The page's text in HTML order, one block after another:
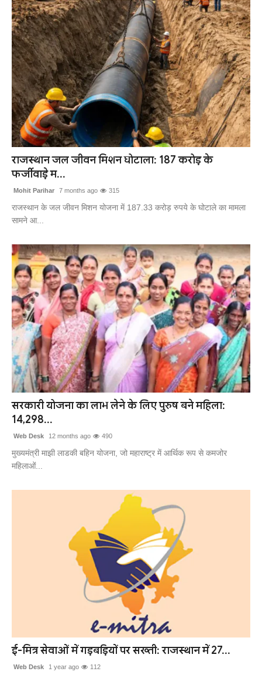
राजस्थान जल जीवन मिशन घोटाला: 187 करोड़ के
फर्जीवाड़े म...
Mohit Parihar 7 months ago 315
राजस्थान के जल जीवन मिशन योजना में 187.33 करोड़ रुपये के घोटाले का मामला
सामने आ...
सरकारी योजना का लाभ लेने के लिए पुरुष बने महिला:
14,298...
Web Desk 12 months ago 490
मुख्यमंत्री माझी लाडकी बहिन योजना, जो महाराष्ट्र में आर्थिक रूप से कमजोर
महिलाओं...
ई-मित्र सेवाओं में गड़बड़ियों पर सख्ती: राजस्थान में 27...
Web Desk 1 year ago 112